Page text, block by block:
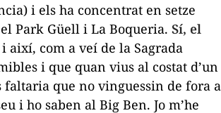
i els ha concentrat en setze
Park Güell i La Boqueria. Sí, el
i així, com a veí de la Sagrada
i que quan vius al costat d’un
que no vinguessin de fora a
i ho saben al Big Ben. Jo m’he